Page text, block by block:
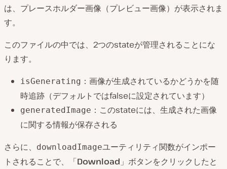
は、プレースホルダー画像（プレビュー画像）が表示されま
す。
このファイルの中では、2つのstateが管理されることにな
ります。
isGenerating ：画像が生成されているかどうかを随
時追跡（デフォルトではfalseに設定されています）
generatedImage ：このstateには、生成された画像
に関する情報が保存される
さらに、
downloadImageユーティリティ関数がインポー
トされることで、「Download 」ボタンをクリックしたと